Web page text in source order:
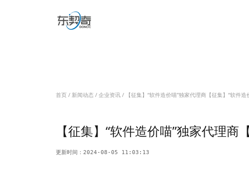
信息化项目造价
信息化项目造价咨询信息化项目造价视频
绩效评价/后评价 软件资产评估
联系我们
首页 / 新闻动态 / 企业资讯 / 【征集】“软件造价喵”独家代理商【征集】“软件造
【征集】“软件造价喵”独家代理商
更新时间：2024-08-05 11:03:13